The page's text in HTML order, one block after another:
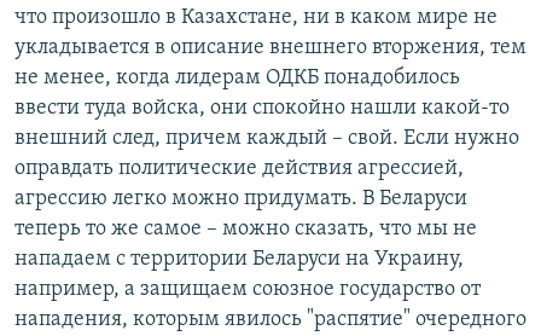
что произошло в Казахстане, ни в каком мире не
укладывается в описание внешнего вторжения, тем
не менее, когда лидерам ОДКБ понадобилось
ввести туда войска, они спокойно нашли какой-то
внешний след, причем каждый – свой. Если нужно
оправдать политические действия агрессией,
агрессию легко можно придумать. В Беларуси
теперь то же самое – можно сказать, что мы не
нападаем с территории Беларуси на Украину,
например, а защищаем союзное государство от
нападения, которым явилось "распятие" очередного